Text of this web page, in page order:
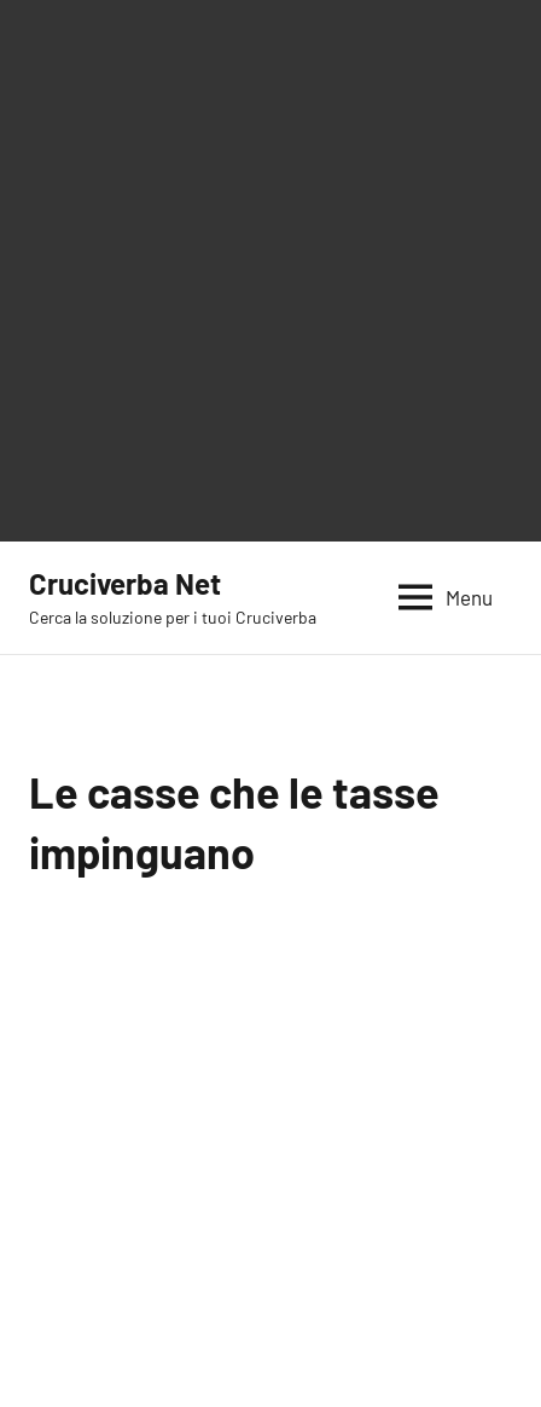
contenuto
Cruciverba Net
Cerca la soluzione per i tuoi Cruciverba
Menu
Le casse che le tasse
impinguano